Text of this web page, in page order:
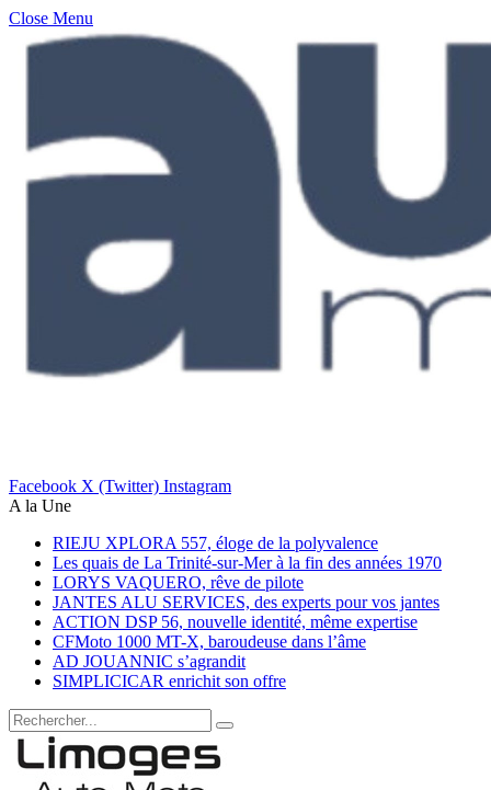
Close Menu
Facebook X (Twitter) Instagram
A la Une
RIEJU XPLORA 557, éloge de la polyvalence
Les quais de La Trinité-sur-Mer à la fin des années 1970
LORYS VAQUERO, rêve de pilote
JANTES ALU SERVICES, des experts pour vos jantes
ACTION DSP 56, nouvelle identité, même expertise
CFMoto 1000 MT-X, baroudeuse dans l’âme
AD JOUANNIC s’agrandit
SIMPLICICAR enrichit son offre